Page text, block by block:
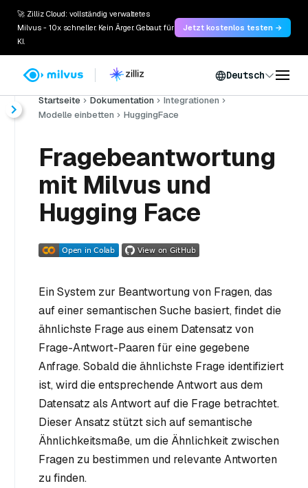
🚀 Zilliz Cloud: vollständig verwaltetes
Milvus - 10x schneller. Kein Ärger. Gebaut für
KI.
Jetzt kostenlos testen →
Deutsch
Startseite Dokumentation
Integrationen
Modelle einbetten
HuggingFace
Fragebeantwortung
mit Milvus und
Hugging Face
Ein System zur Beantwortung von Fragen, das
auf einer semantischen Suche basiert, findet die
ähnlichste Frage aus einem Datensatz von
Frage-Antwort-Paaren für eine gegebene
Anfrage. Sobald die ähnlichste Frage identifiziert
ist, wird die entsprechende Antwort aus dem
Datensatz als Antwort auf die Frage betrachtet.
Dieser Ansatz stützt sich auf semantische
Ähnlichkeitsmaße, um die Ähnlichkeit zwischen
Fragen zu bestimmen und relevante Antworten
zu finden.